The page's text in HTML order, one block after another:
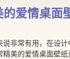
爱情桌面
常有用，在设计
美的爱情桌面壁纸